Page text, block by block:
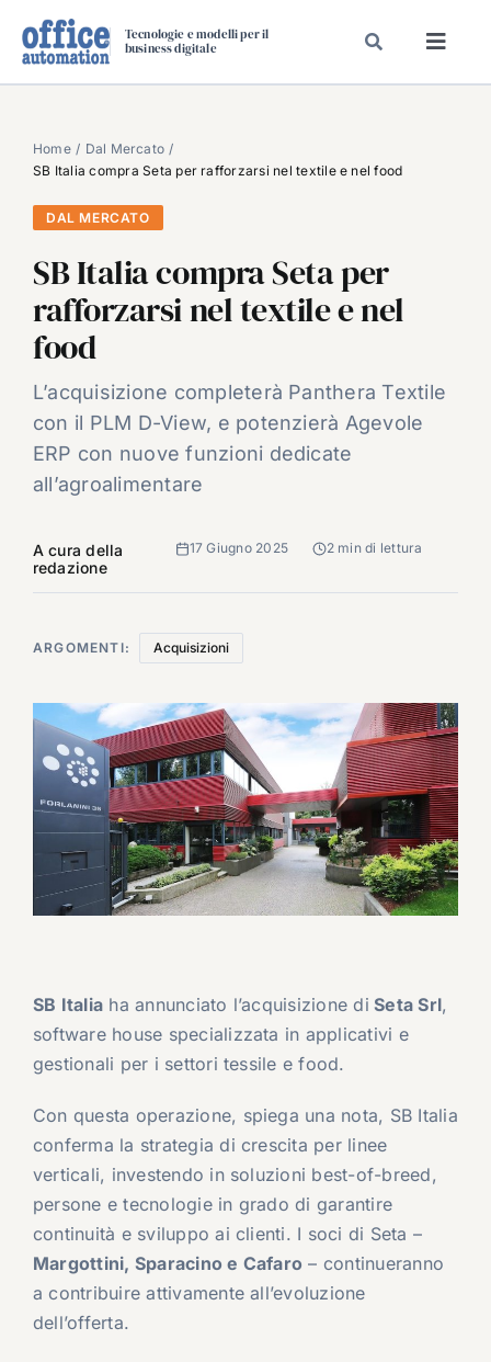
Tecnologie e modelli per il
business digitale
SPECIAL PAPER
TAVOLE ROTONDE DI REDAZIONE
DAL MERCATO
CARRIERE
VIDEO
EVENTI
CHI SIAMO
Home
Dal Mercato
SB Italia compra Seta per rafforzarsi nel textile e nel food
DAL MERCATO
SB Italia compra Seta per
rafforzarsi nel textile e nel
food
L’acquisizione completerà Panthera Textile
con il PLM D-View, e potenzierà Agevole
ERP con nuove funzioni dedicate
all’agroalimentare
A cura della
redazione
17 Giugno 2025 2 min di lettura
ARGOMENTI: Acquisizioni
SB Italia ha annunciato l’acquisizione di Seta Srl,
software house specializzata in applicativi e
gestionali per i settori tessile e food.
Con questa operazione, spiega una nota, SB Italia
conferma la strategia di crescita per linee
verticali, investendo in soluzioni best-of-breed,
persone e tecnologie in grado di garantire
continuità e sviluppo ai clienti. I soci di Seta –
Margottini, Sparacino e Cafaro – continueranno
a contribuire attivamente all’evoluzione
dell’offerta.